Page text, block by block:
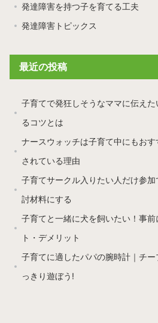
発達障害を持つ子を育てる工夫
発達障害トピックス
最近の投稿
子育てで発狂しそうなママに伝え
るコツとは
ナースウォッチは子育て中にもお
されている理由
子育てサークル入りたい人だけ参
討材料にする
子育てと一緒に犬を飼いたい！事
ト・デメリット
子育てに適したパパの腕時計｜チ
っきり遊ぼう!